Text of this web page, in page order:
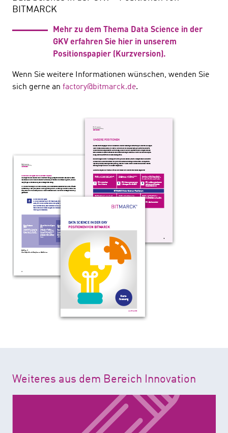
BITMARCK
Mehr zu dem Thema Data Science in der
GKV erfahren Sie hier in unserem
Positionspapier (Kurzversion).
Wenn Sie weitere Informationen wünschen, wenden Sie
sich gerne an factory@bitmarck.de.
Weiteres aus dem Bereich Innovation